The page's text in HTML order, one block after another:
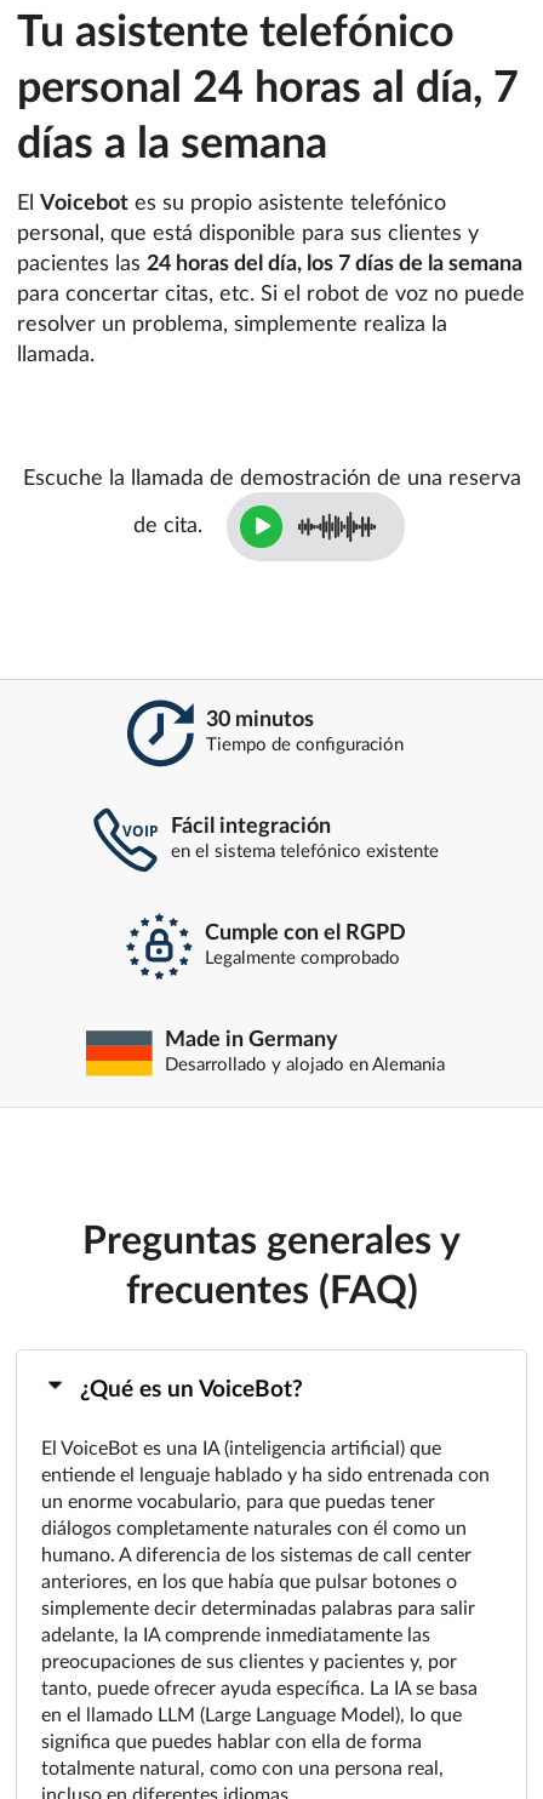
Tu asistente telefónico
personal 24 horas al día, 7
días a la semana
El Voicebot es su propio asistente telefónico
personal, que está disponible para sus clientes y
pacientes las 24 horas del día, los 7 días de la semana
para concertar citas, etc. Si el robot de voz no puede
resolver un problema, simplemente realiza la
llamada.
Escuche la llamada de demostración de una reserva
de cita.
30 minutos
Tiempo de configuración
Fácil integración
en el sistema telefónico existente
Cumple con el RGPD
Legalmente comprobado
Made in Germany
Desarrollado y alojado en Alemania
Preguntas generales y
frecuentes (FAQ)
¿Qué es un VoiceBot?
El VoiceBot es una IA (inteligencia artificial) que
entiende el lenguaje hablado y ha sido entrenada con
un enorme vocabulario, para que puedas tener
diálogos completamente naturales con él como un
humano. A diferencia de los sistemas de call center
anteriores, en los que había que pulsar botones o
simplemente decir determinadas palabras para salir
adelante, la IA comprende inmediatamente las
preocupaciones de sus clientes y pacientes y, por
tanto, puede ofrecer ayuda específica. La IA se basa
en el llamado LLM (Large Language Model), lo que
significa que puedes hablar con ella de forma
totalmente natural, como con una persona real,